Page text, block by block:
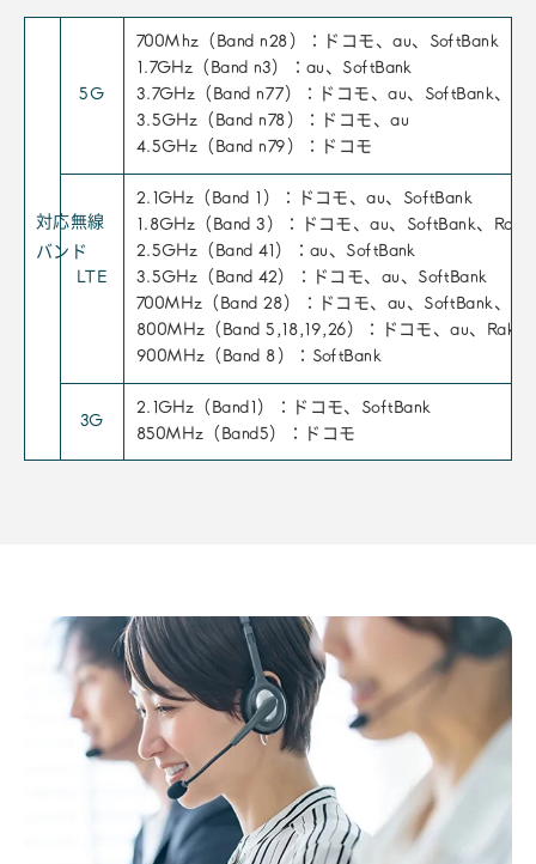
対応無線
バンド
5G
700Mhz（Band n28）：ドコモ、au、SoftBank
1.7GHz（Band n3）：au、SoftBank
3.7GHz（Band n77）：ドコモ、au、SoftBank、
3.5GHz（Band n78）：ドコモ、au
4.5GHz（Band n79）：ドコモ
LTE
2.1GHz（Band 1）：ドコモ、au、SoftBank
1.8GHz（Band 3）：ドコモ、au、SoftBank、
2.5GHz（Band 41）：au、SoftBank
3.5GHz（Band 42）：ドコモ、au、SoftBank
700MHz（Band 28）：ドコモ、au、SoftBank、
800MHz（Band 5,18,19,26）：ドコモ、au、
900MHz（Band 8）：SoftBank
3G
2.1GHz（Band1）：ドコモ、SoftBank
850MHz（Band5）：ドコモ